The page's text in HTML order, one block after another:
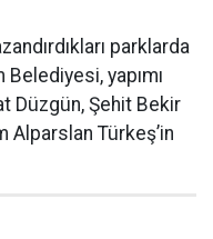
parklarda
yapımı
Düzgün, Şehit Bekir
Alparslan Türkeş’in